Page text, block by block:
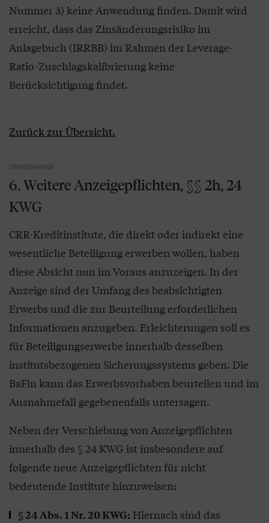
Nummer 3) keine Anwendung finden. Damit wird
erreicht, dass das Zinsänderungsrisiko im
Anlagebuch (IRRBB) im Rahmen der Leverage-
Ratio-Zuschlagskalibrierung keine
Berücksichtigung findet.
Zurück zur Übersicht.
6. Weitere Anzeigepflichten, §§ 2h, 24
KWG
CRR-Kreditinstitute, die direkt oder indirekt eine
wesentliche Beteiligung erwerben wollen, haben
diese Absicht nun im Voraus anzuzeigen. In der
Anzeige sind der Umfang des beabsichtigten
Erwerbs und die zur Beurteilung erforderlichen
Informationen anzugeben. Erleichterungen soll es
für Beteiligungserwerbe innerhalb desselben
institutsbezogenen Sicherungssystems geben. Die
BaFin kann das Erwerbsvorhaben beurteilen und im
Ausnahmefall gegebenenfalls untersagen.
Neben der Verschiebung von Anzeigepflichten
innerhalb des § 24 KWG ist insbesondere auf
folgende neue Anzeigepflichten für nicht
bedeutende Institute hinzuweisen:
§ 24 Abs. 1 Nr. 20 KWG: Hiernach sind das